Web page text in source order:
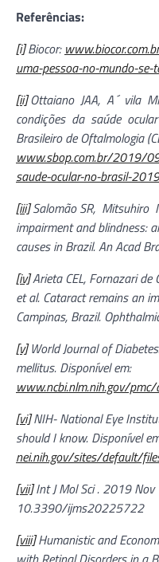
Referências:
[i]Biocor:
uma-pessoa-no-mundo-se-
[ii]Ottaiano JAA, A´ vila
condições da saúde
Brasileiro de Oftalmologia
www.sbop.com.br/2019/
saude-ocular-no-brasil-2019
[iii]Salomão SR, Mitsuhiro
impairment and blindness:
causes in Brazil. An Acad
[iv]Arieta CEL, Fornazari de
et al. Cataract remains an
Campinas, Brazil.
[v]World Journal of
mellitus. Disponível em:
www.ncbi.nlm.nih.gov/
[vi]NIH- National Eye
should I know. Disponível
nei.nih.gov/sites/default/
[vii]Int J Mol Sci . 2019
10.3390/ijms20225722
[viii]Humanistic and